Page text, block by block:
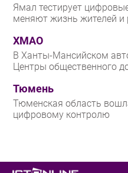
Ямал тестирует
меняют жизнь жителей и
ХМАО
В Ханты-Мансийском
Центры общественного
Тюмень
Тюменская область
цифровому контролю